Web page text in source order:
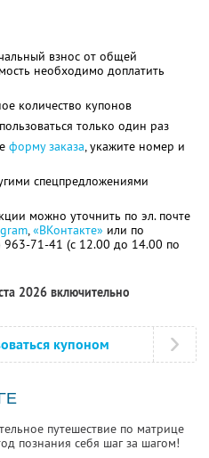
взнос от общей
необходимо доплатить
количество купонов
только один раз
форму заказа, укажите номер и
спецпредложениями
можно уточнить по эл. почте
,«ВКонтакте» или по
963-71-41 (с 12.00 до 14.00 по
2026 включительно
купоном
путешествие по матрице
познания себя шаг за шагом!